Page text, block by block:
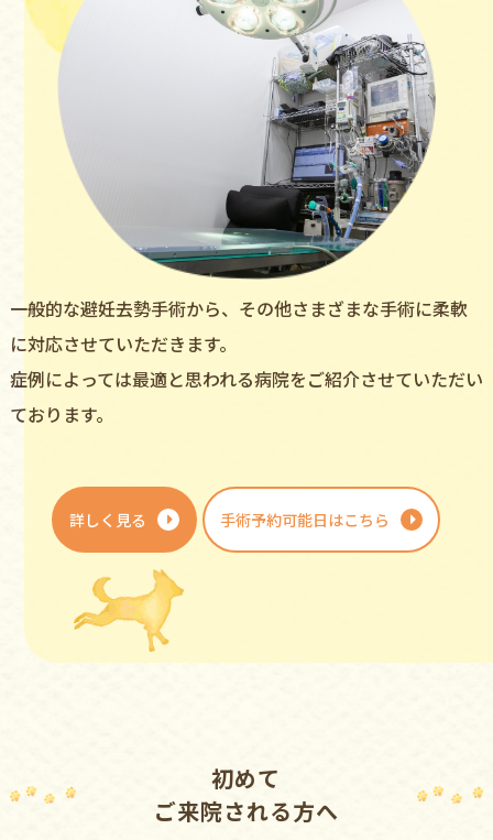
一般的な避妊去勢手術から、その他さまざまな手術に柔軟
に対応させていただきます。
症例によっては最適と思われる病院をご紹介させていただい
ております。
詳しく見る 手術予約可能日はこちら
初めて
ご来院される⽅へ